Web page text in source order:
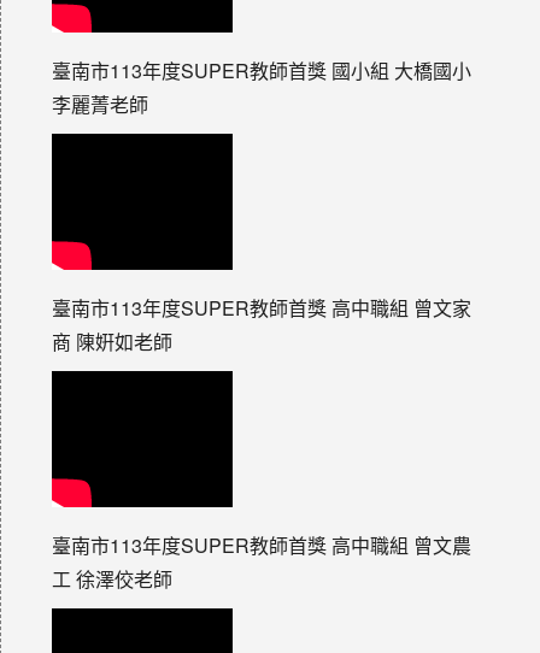
臺南市113年度SUPER教師首獎 國小組 大橋國小
李麗菁老師
臺南市113年度SUPER教師首獎 高中職組 曾文家
商 陳姸如老師
臺南市113年度SUPER教師首獎 高中職組 曾文農
工 徐澤佼老師